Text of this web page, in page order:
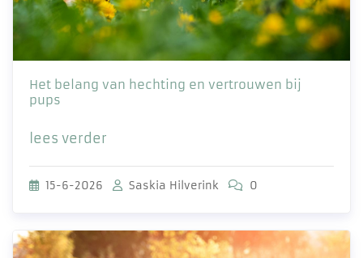
Het belang van hechting en vertrouwen bij
pups
lees verder
15-6-2026 Saskia Hilverink 0